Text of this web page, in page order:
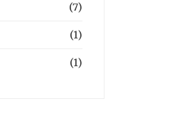
(7)
(1)
(1)